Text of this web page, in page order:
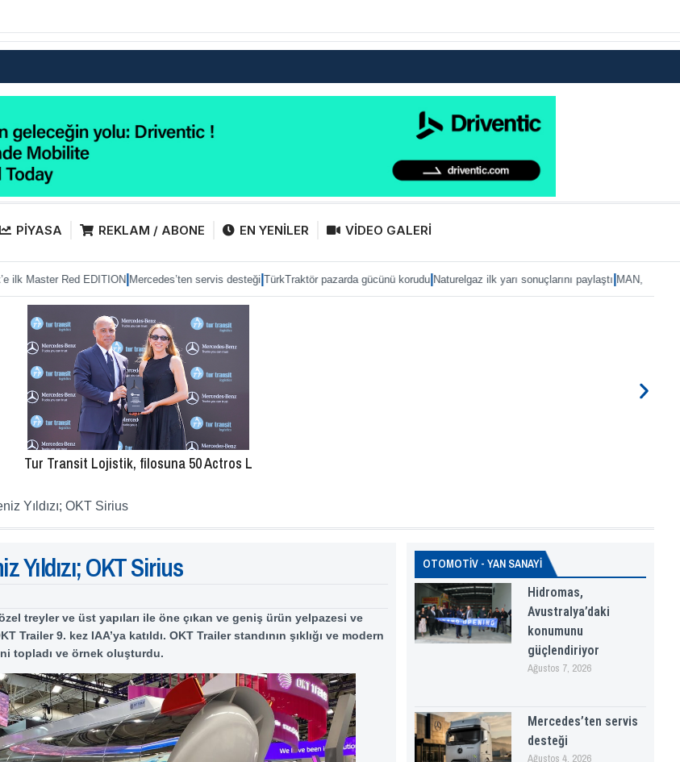
PİYASA REKLAM / ABONE EN YENİLER VİDEO GALERİ
|Mercedes’ten servis desteği|TürkTraktör pazarda gücünü korudu|Naturelgaz ilk yarı sonuçlarını paylaştı MAN, IAA 2026’ya eTruck
Tur Transit Lojistik, filosuna 50 Actros L
Yıldızı; OKT Sirius
Yıldızı; OKT Sirius
treyler ve üst yapıları ile öne çıkan ve geniş ürün yelpazesi ve
Trailer 9. kez IAA’ya katıldı. OKT Trailer standının şıklığı ve modern
topladı ve örnek oluşturdu.
OTOMOTİV - YAN SANAYİ
Hidromas,
Avustralya’daki
konumunu
güçlendiriyor
Ağustos 7, 2026
Mercedes’ten servis
desteği
Ağustos 4, 2026